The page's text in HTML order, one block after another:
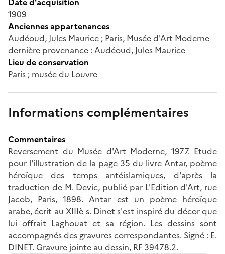
1909
Anciennes appartenances
Audéoud, Jules Maurice ; Paris, Musée d'Art Moderne
dernière provenance : Audéoud, Jules Maurice
Lieu de conservation
Paris ; musée du Louvre
Informations complémentaires
Commentaires
Reversement du Musée d'Art Moderne, 1977. Etude
pour l'illustration de la page 35 du livre Antar, poème
héroïque des temps antéislamiques, d'après la
traduction de M. Devic, publié par L'Edition d'Art, rue
Jacob, Paris, 1898. Antar est un poème héroïque
arabe, écrit au XIIIè s. Dinet s'est inspiré du décor que
lui offrait Laghouat et sa région. Les dessins sont
accompagnés des gravures correspondantes. Signé : E.
DINET. Gravure jointe au dessin, RF 39478.2.